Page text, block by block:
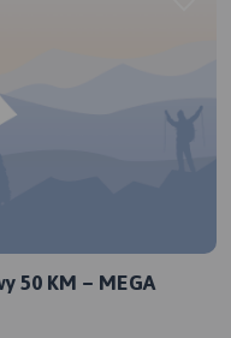
50 KM – MEGA